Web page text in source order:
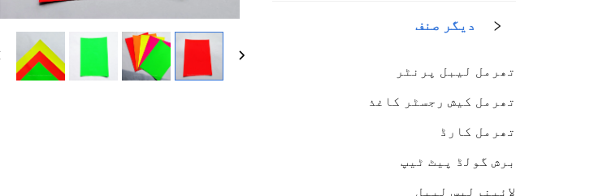
دیگر صنف
تھرمل لیبل پرنٹر
تھرمل کیش رجسٹر کاغذ
تھرمل کارڈ
برش گولڈ پیٹ ٹیپ
لائینرلیس لیبل